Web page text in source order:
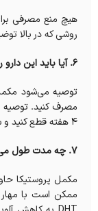
هیچ منع مصرفی
روشی که در بالا
6. آیا باید این دارو را به طور نامحدود مصرف کرد؟
4 هفته قطع کنید و سپس در صورت لزوم دوباره شروع کنید.
7. چه مدت طول می‌کشد تا تأثیر آن بر ریزش مو مشاهده شود؟
مکمل پروستیکا